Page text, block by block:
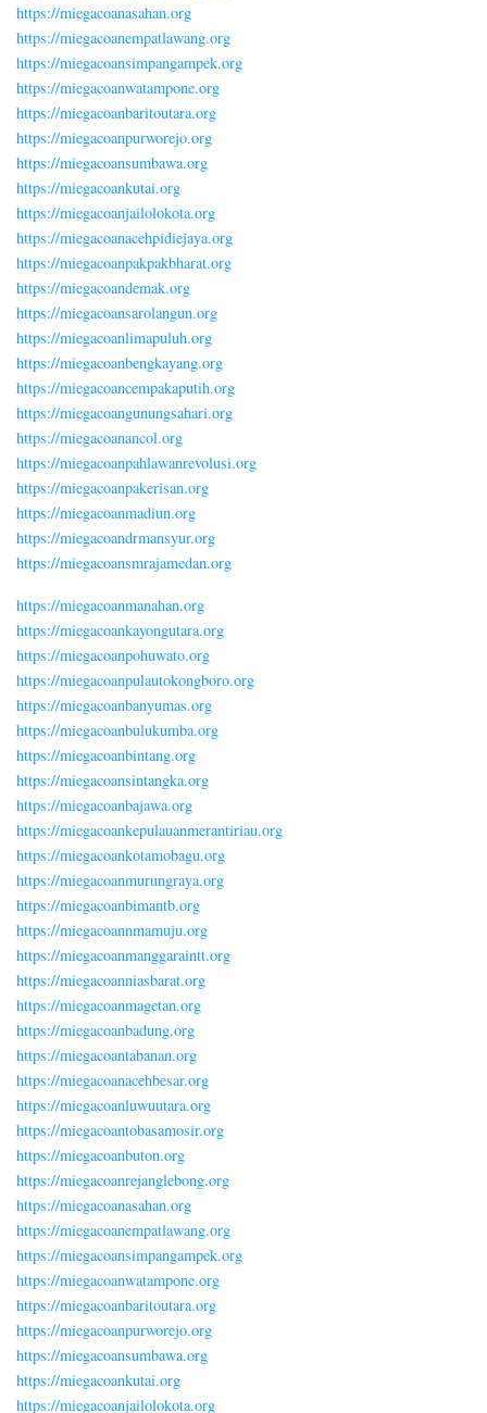
https://miegacoanasahan.org
https://miegacoanempatlawang.org
https://miegacoansimpangampek.org
https://miegacoanwatampone.org
https://miegacoanbaritoutara.org
https://miegacoanpurworejo.org
https://miegacoansumbawa.org
https://miegacoankutai.org
https://miegacoanjailolokota.org
https://miegacoanacehpidiejaya.org
https://miegacoanpakpakbharat.org
https://miegacoandemak.org
https://miegacoansarolangun.org
https://miegacoanlimapuluh.org
https://miegacoanbengkayang.org
https://miegacoancempakaputih.org
https://miegacoangunungsahari.org
https://miegacoanancol.org
https://miegacoanpahlawanrevolusi.org
https://miegacoanpakerisan.org
https://miegacoanmadiun.org
https://miegacoandrmansyur.org
https://miegacoansmrajamedan.org
https://miegacoanmanahan.org
https://miegacoankayongutara.org
https://miegacoanpohuwato.org
https://miegacoanpulautokongboro.org
https://miegacoanbanyumas.org
https://miegacoanbulukumba.org
https://miegacoanbintang.org
https://miegacoansintangka.org
https://miegacoanbajawa.org
https://miegacoankepulauanmerantiriau.org
https://miegacoankotamobagu.org
https://miegacoanmurungraya.org
https://miegacoanbimantb.org
https://miegacoannmamuju.org
https://miegacoanmanggaraintt.org
https://miegacoanniasbarat.org
https://miegacoanmagetan.org
https://miegacoanbadung.org
https://miegacoantabanan.org
https://miegacoanacehbesar.org
https://miegacoanluwuutara.org
https://miegacoantobasamosir.org
https://miegacoanbuton.org
https://miegacoanrejanglebong.org
https://miegacoanasahan.org
https://miegacoanempatlawang.org
https://miegacoansimpangampek.org
https://miegacoanwatampone.org
https://miegacoanbaritoutara.org
https://miegacoanpurworejo.org
https://miegacoansumbawa.org
https://miegacoankutai.org
https://miegacoanjailolokota.org